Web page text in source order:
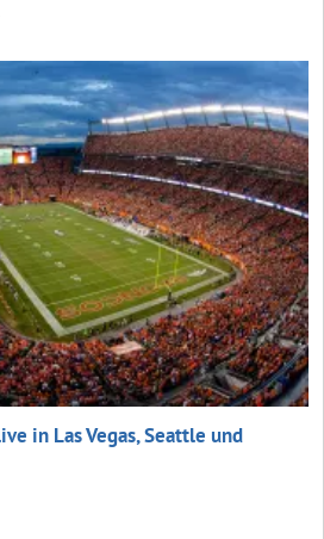
in Las Vegas, Seattle und